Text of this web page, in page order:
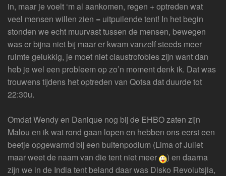
in, maar je voelt ‘m al aankomen, regen + optreden wat
veel mensen willen zien = uitpuilende tent! In het begin
stonden we echt muurvast tussen de mensen, bewegen
was er bijna niet bij maar er kwam vanzelf steeds meer
ruimte gelukkig, je moet niet claustrofobies zijn want dan
heb je wel een probleem op zo’n moment denk ik. Dat was
trouwens tijdens het optreden van Qotsa dat duurde tot
22:30u.
Omdat Wendy en Danique nog bij de EHBO zaten zijn
Malou en ik wat rond gaan lopen en hebben ons eerst een
beetje opgewarmd bij een buitenpodium (Lima of Juliet
maar weet de naam van die tent niet meer
) en daarna
zijn we in de India tent beland daar was Disko Revolutsjia,